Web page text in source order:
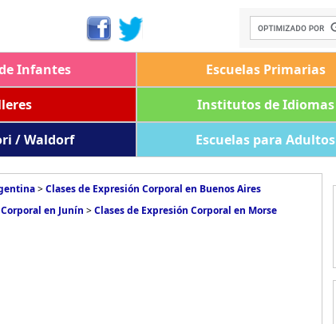
Infantes Escuelas Primarias
Institutos de Idiomas
/ Waldorf Escuelas para Adultos
>Clases de Expresión Corporal en Buenos Aires
en Junín >Clases de Expresión Corporal en Morse